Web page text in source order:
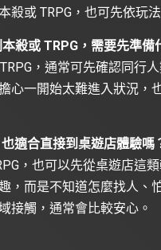
殺或 TRPG，也可先依玩
殺或 TRPG，需要先準備
，通常可先確認同行
心一開始太難進入狀況，
適合直接到桌遊店體驗嗎
，也可以先從桌遊店這
，而是不知道怎麼找人、
接觸，通常會比較安心。